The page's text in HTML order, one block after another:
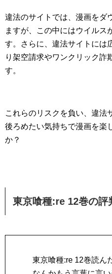
違法のサイトでは、漫画をダ
ますが、この中にはウイルス
す。さらに、違法サイトには
り架空請求やワンクリック詐
す。
これらのリスクを負い、違法
後ろめたい気持ちで漫画を楽
か？
東京喰種:re 12巻の評
東京喰種:re 12巻読ん